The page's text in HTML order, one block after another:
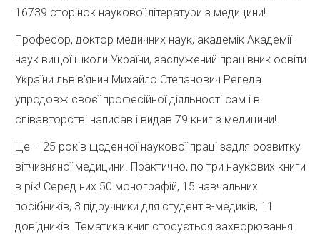
16739 сторінок наукової літератури з медицини!
Професор, доктор медичних наук, академік Академії
наук вищої школи України, заслужений працівник освіти
України львів’янин Михайло Степанович Регеда
упродовж своєї професійної діяльності сам і в
співавторстві написав і видав 79 книг з медицини!
Це – 25 років щоденної наукової праці задля розвитку
вітчизняної медицини. Практично, по три наукових книги
в рік! Серед них 50 монографій, 15 навчальних
посібників, 3 підручники для студентів-медиків, 11
довідників. Тематика книг стосується захворювання